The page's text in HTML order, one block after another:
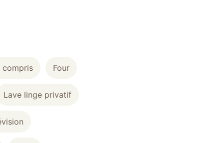
compris Four
Lave linge privatif